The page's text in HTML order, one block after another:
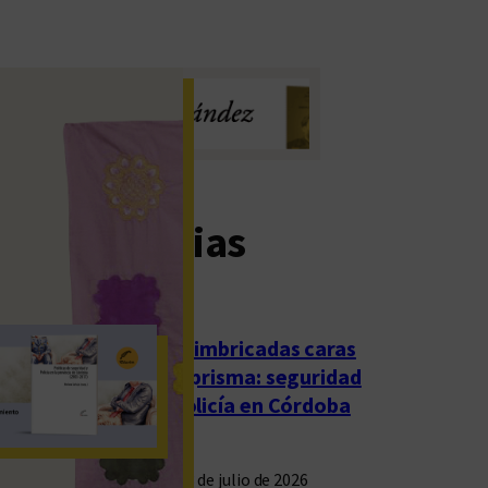
noticias
Las imbricadas caras
del prisma: seguridad
y policía en Córdoba
23 de julio de 2026